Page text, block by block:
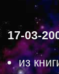
17-03-
из